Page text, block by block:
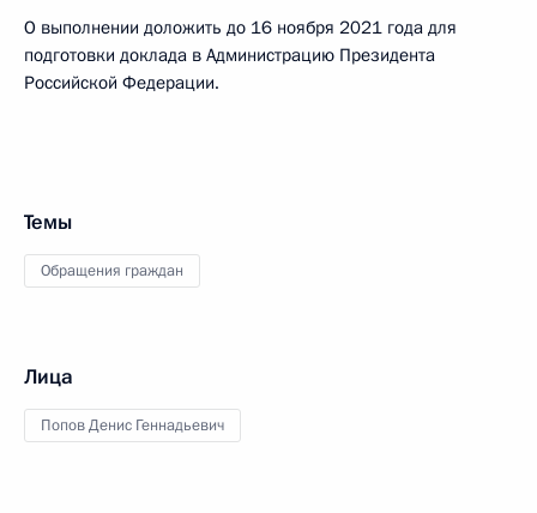
О выполнении доложить до 16 ноября 2021 года для
подготовки доклада в Администрацию Президента
Российской Федерации.
Темы
Обращения граждан
Лица
Попов Денис Геннадьевич